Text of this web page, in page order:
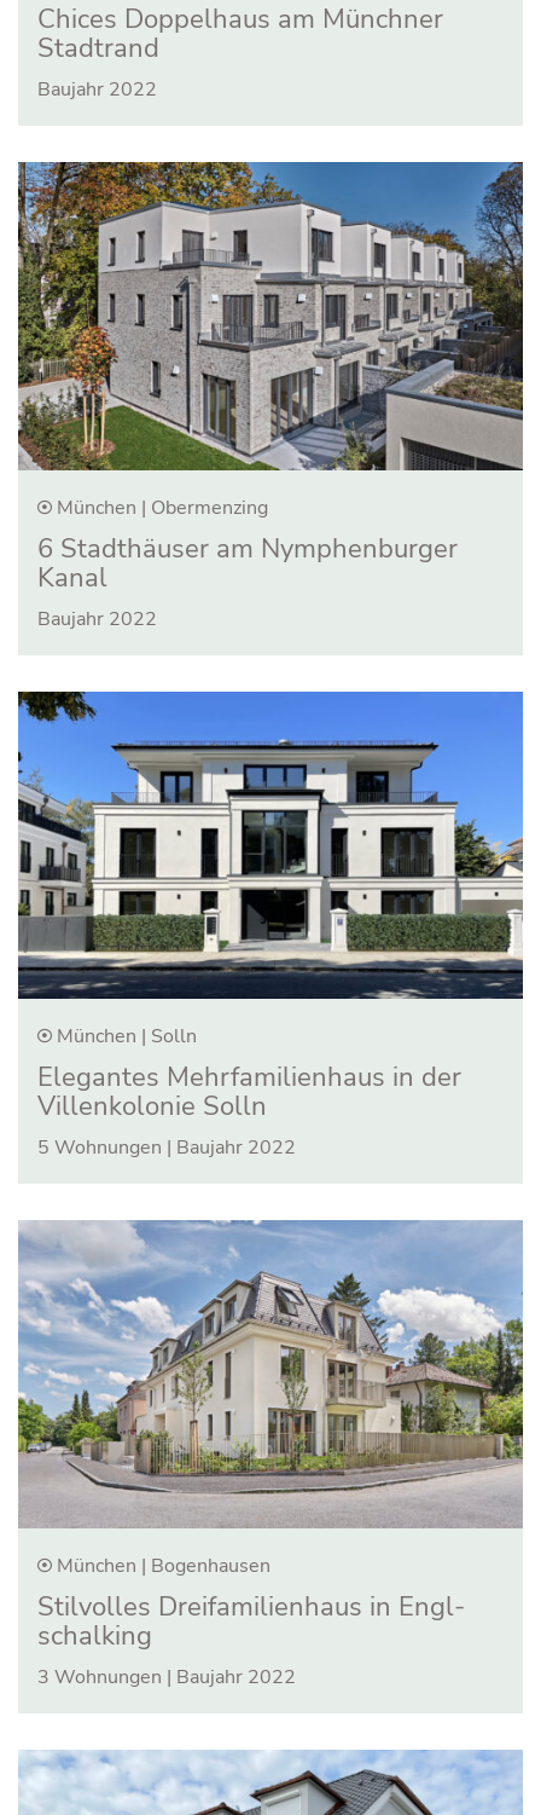
Chices Doppelhaus am Münchner
Stadtrand
Baujahr 2022
München | Obermenzing
6 Stadthäuser am Nymphen­burger
Kanal
Baujahr 2022
München | Solln
Elegantes Mehr­familien­haus in der
Villen­kolonie Solln
5 Wohnungen | Baujahr 2022
München | Bogenhausen
Stilvolles Drei­familien­haus in Engl­
schalking
3 Wohnungen | Baujahr 2022